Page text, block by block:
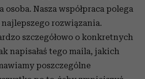
Nasza współpraca polega
rozwiązania.
szczegółowo o konkretnych
napisałaś tego maila, jakich
poszczególne